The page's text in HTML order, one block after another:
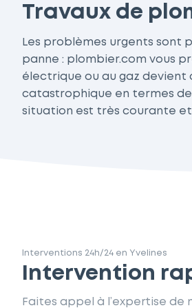
Travaux de
Les problèmes urgents sont
panne : plombier.com vous
électrique ou au gaz
catastrophique en termes de
situation est très courante
Interventions 24h/24 en Yvelines
Intervention
Faites appel à l’expertise de